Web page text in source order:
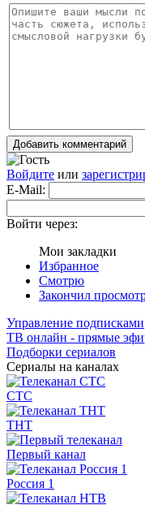
Добавить комментарий
Войдите или
E-Mail:
Войти через:
Мои закладки
Избранное
Смотрю
Закончил
Управление подписками
ТВ онлайн - прямые
Подборки сериалов
Сериалы на каналах
СТС
ТНТ
Первый канал
Россия 1